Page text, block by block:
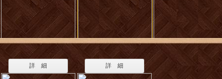
詳 細 詳 細